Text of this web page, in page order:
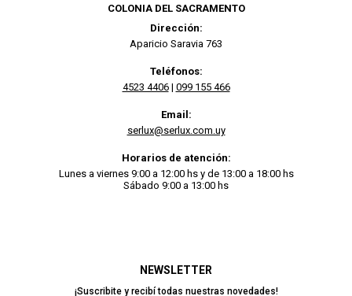
NEWSLETTER
¡Suscribite y recibí todas nuestras novedades!
COLONIA DEL SACRAMENTO
Dirección:
Aparicio Saravia 763
Teléfonos:
4523 4406| 099 155 466
Email:
serlux@serlux.com.uy
Horarios de atención:
Lunes a viernes 9:00 a 12:00 hs y de 13:00 a 18:00 hs
Sábado 9:00 a 13:00 hs